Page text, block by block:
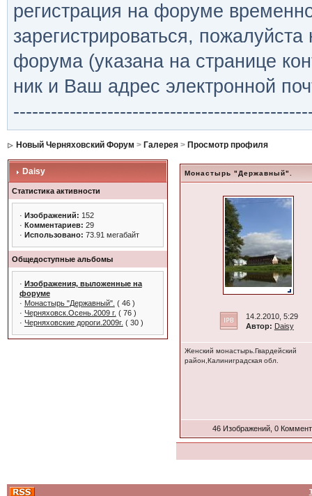
регистрация на форуме
зарегистрироваться,
форума (указана на странице
ник и Ваш адрес электронной
Новый Черняховский Форум > Галерея> Просмотр профиля
Daisy
Статистика активности
· Изображений: 152
· Комментариев: 29
· Использовано: 73.91 мегабайт
Общедоступные альбомы
· Изображения, выложенные на
форуме
· Монастырь "Державный". ( 46 )
· Черняховск.Осень.2009 г. ( 76 )
· Черняховские дороги.2009г. ( 30 )
Монастырь "Державный".
14.2.2010, 5:29
Автор: Daisy
Женский монастырь.Гвардейский
район,Калиниградская обл.
46 Изображений, 0